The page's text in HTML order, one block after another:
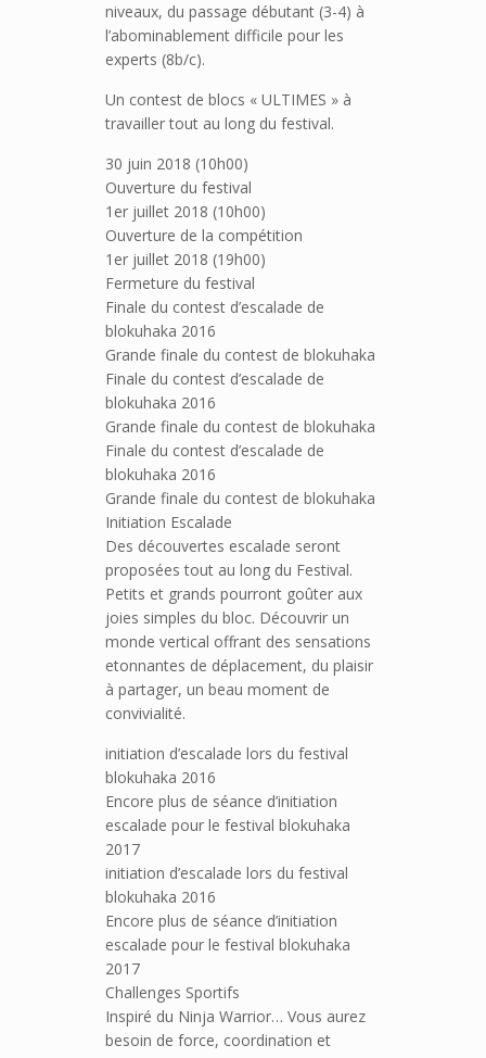
niveaux, du passage débutant (3-4) à
l’abominablement difficile pour les
experts (8b/c).
Un contest de blocs « ULTIMES » à
travailler tout au long du festival.
30 juin 2018 (10h00)
Ouverture du festival
1er juillet 2018 (10h00)
Ouverture de la compétition
1er juillet 2018 (19h00)
Fermeture du festival
Finale du contest d’escalade de
blokuhaka 2016
Grande finale du contest de blokuhaka
Finale du contest d’escalade de
blokuhaka 2016
Grande finale du contest de blokuhaka
Finale du contest d’escalade de
blokuhaka 2016
Grande finale du contest de blokuhaka
Initiation Escalade
Des découvertes escalade seront
proposées tout au long du Festival.
Petits et grands pourront goûter aux
joies simples du bloc. Découvrir un
monde vertical offrant des sensations
etonnantes de déplacement, du plaisir
à partager, un beau moment de
convivialité.
initiation d’escalade lors du festival
blokuhaka 2016
Encore plus de séance d’initiation
escalade pour le festival blokuhaka
2017
initiation d’escalade lors du festival
blokuhaka 2016
Encore plus de séance d’initiation
escalade pour le festival blokuhaka
2017
Challenges Sportifs
Inspiré du Ninja Warrior… Vous aurez
besoin de force, coordination et